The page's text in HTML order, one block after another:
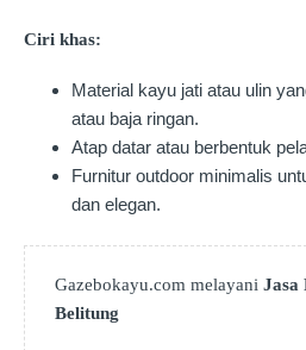
Ciri khas:
Material kayu jati atau ulin
atau baja ringan.
Atap datar atau berbentuk
Furnitur outdoor minimalis
dan elegan.
Gazebokayu.com melayani Jasa
Belitung